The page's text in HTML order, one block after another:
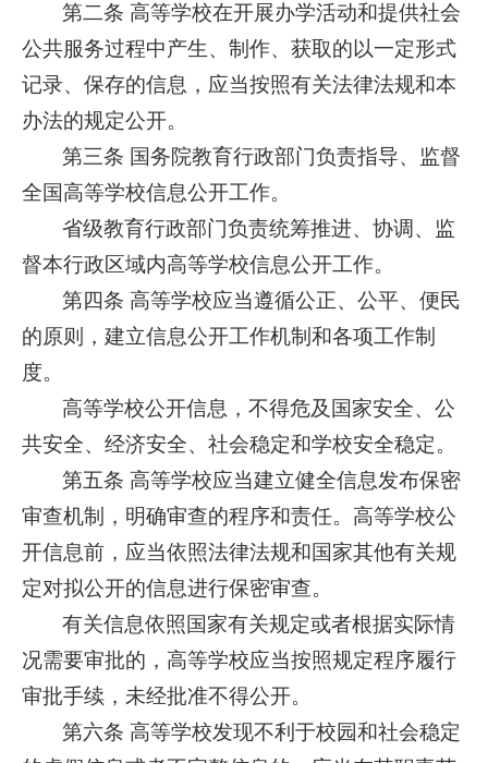
第二条 高等学校在开展办学活动和提供社会
公共服务过程中产生、制作、获取的以一定形式
记录、保存的信息，应当按照有关法律法规和本
办法的规定公开。
第三条 国务院教育行政部门负责指导、监督
全国高等学校信息公开工作。
省级教育行政部门负责统筹推进、协调、监
督本行政区域内高等学校信息公开工作。
第四条 高等学校应当遵循公正、公平、便民
的原则，建立信息公开工作机制和各项工作制
度。
高等学校公开信息，不得危及国家安全、公
共安全、经济安全、社会稳定和学校安全稳定。
第五条 高等学校应当建立健全信息发布保密
审查机制，明确审查的程序和责任。高等学校公
开信息前，应当依照法律法规和国家其他有关规
定对拟公开的信息进行保密审查。
有关信息依照国家有关规定或者根据实际情
况需要审批的，高等学校应当按照规定程序履行
审批手续，未经批准不得公开。
第六条 高等学校发现不利于校园和社会稳定